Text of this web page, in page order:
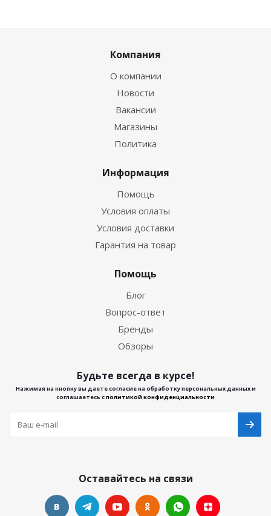
Компания
О компании
Новости
Вакансии
Магазины
Политика
Информация
Помощь
Условия оплаты
Условия доставки
Гарантия на товар
Помощь
Блог
Вопрос-ответ
Бренды
Обзоры
Будьте всегда в курсе!
Нажимая на кнопку вы даете согласие на обработку персональных данных и
соглашаетесь сполитикой конфиденциальности
Оставайтесь на связи